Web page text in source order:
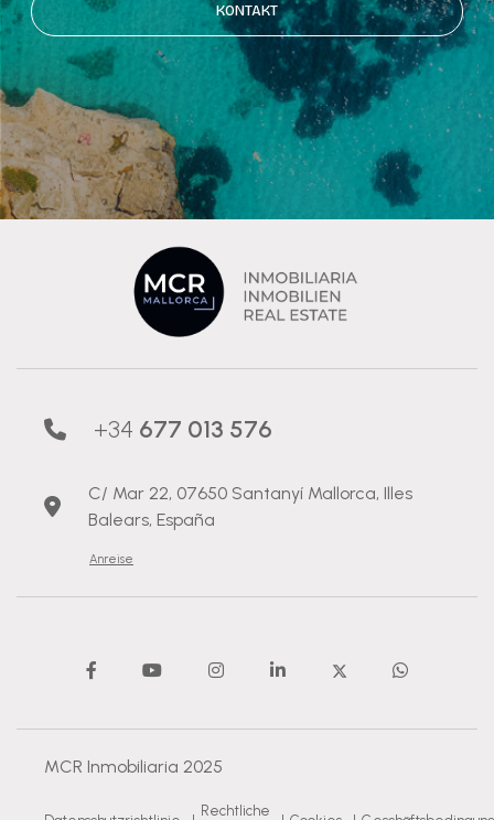
KONTAKT
+34 677 013 576
C/ Mar 22, 07650 Santanyí Mallorca, Illes
Balears, España
Anreise
MCR Inmobiliaria 2025
Rechtliche